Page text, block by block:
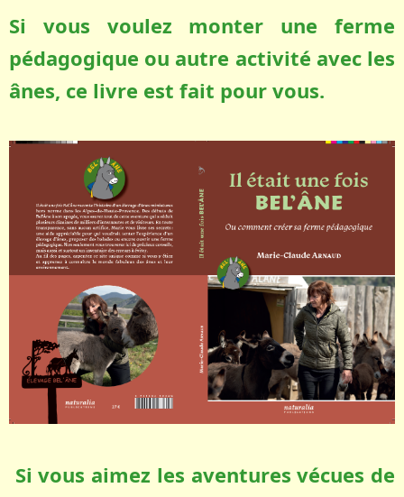
Si vous voulez monter une ferme
pédagogique ou autre activité avec les
ânes, ce livre est fait pour vous.
Si vous aimez les aventures vécues de